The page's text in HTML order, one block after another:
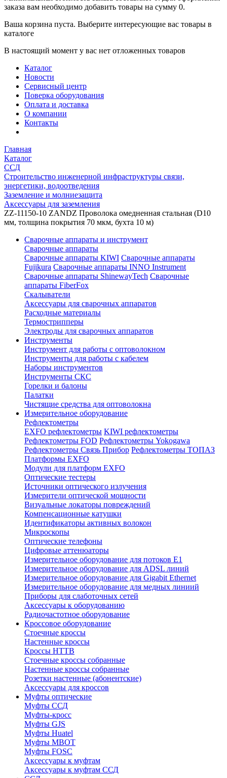
заказа вам необходимо добавить товары на сумму 0.
Ваша корзина пуста. Выберите интересующие вас товары в
каталоге
В настоящий момент у вас нет отложенных товаров
Каталог
Новости
Сервисный центр
Поверка оборудования
Оплата и доставка
О компании
Контакты
Главная
Каталог
ССД
Строительство инженерной инфраструктуры связи,
энергетики, водоотведения
Заземление и молниезащита
Аксессуары для заземления
ZZ-11150-10 ZANDZ Проволока омедненная стальная (D10
мм, толщина покрытия 70 мкм, бухта 10 м)
Сварочные аппараты и инструмент
Сварочные аппараты
Сварочные аппараты KIWI Сварочные аппараты
Fujikura Сварочные аппараты INNO Instrument
Сварочные аппараты ShinewayTech Cварочные
аппараты FiberFox
Скалыватели
Аксессуары для сварочных аппаратов
Расходные материалы
Термострипперы
Электроды для сварочных аппаратов
Инструменты
Инструмент для работы с оптоволокном
Инструменты для работы с кабелем
Наборы инструментов
Инструменты СКС
Горелки и балоны
Палатки
Чистящие средства для оптоволокна
Измерительное оборудование
Рефлектометры
EXFO рефлектометры KIWI рефлектометры
Рефлектометры FOD Рефлектометры Yokogawa
Рефлектометры Связь Прибор Рефлектометры ТОПАЗ
Платформы EXFO
Модули для платформ EXFO
Оптические тестеры
Источники оптического излучения
Измерители оптической мощности
Визуальные локаторы повреждений
Компенсационные катушки
Идентификаторы активных волокон
Микроскопы
Оптические телефоны
Цифровые аттенюаторы
Измерительное оборудование для потоков Е1
Измерительное оборудование для ADSL линий
Измерительное оборудование для Gigabit Ethernet
Измерительное оборудование для медных линиий
Приборы для слаботочных сетей
Аксессуары к оборудованию
Радиочастотное оборудование
Кроссовое оборудование
Стоечные кроссы
Настенные кроссы
Кроссы HTTB
Стоечные кроссы собранные
Настенные кроссы собранные
Розетки настенные (абонентские)
Аксессуары для кроссов
Муфты оптические
Муфты ССД
Муфты-кросс
Муфты GJS
Муфты Huatel
Муфты МВОТ
Муфты FOSC
Аксессуары к муфтам
Аксессуары к муфтам ССД